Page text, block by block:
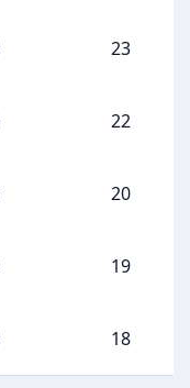
23
22
20
19
18